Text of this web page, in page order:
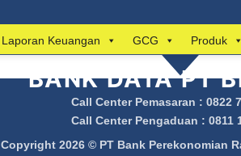
Laporan Keuangan GCG Produk
BANK DATA PT
Call Center Pemasaran : 0822
Call Center Pengaduan : 0811
Copyright 2026 © PT Bank Perekonomian